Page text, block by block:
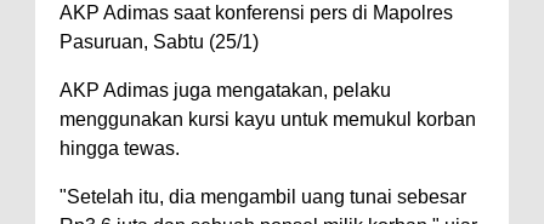
AKP Adimas saat konferensi pers di Mapolres
Pasuruan, Sabtu (25/1)
AKP Adimas juga mengatakan, pelaku
menggunakan kursi kayu untuk memukul korban
hingga tewas.
"Setelah itu, dia mengambil uang tunai sebesar